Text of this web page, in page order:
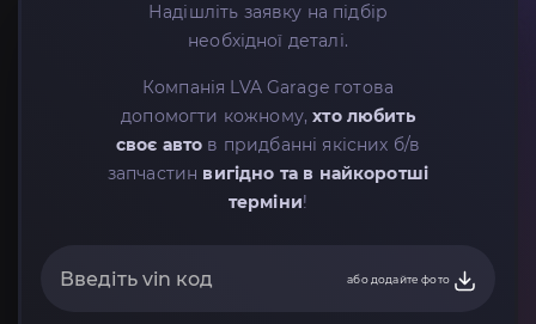
Надішліть заявку на підбір
необхідної деталі.
Компанія LVA Garage готова
допомогти кожному,хто любить
своє авто в придбанні якісних б/в
запчастин вигідно та в найкоротші
терміни!
або додайте фото